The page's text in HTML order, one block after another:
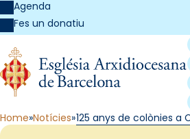
Agenda
Fes un donatiu
Home Notícies 125 anys de colònies a